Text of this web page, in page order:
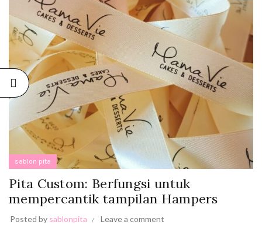
sablon pita
Pita Custom: Berfungsi untuk
mempercantik tampilan Hampers
Posted by sablonpita
Leave a comment
August 19,
2023
Comments
PITA
SABLON:
KREATIVITAS
BERBAGAI
ACARA DAN
PRODUK
August 19,
2023
No